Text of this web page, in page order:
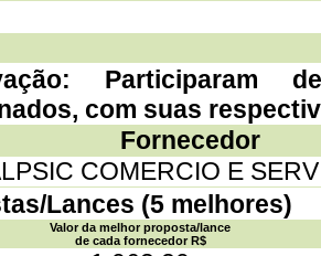
Participaram
com suas
Fornecedor
COMERCIO E
Lances (5 melhores)
Valor da melhor proposta/lance
de cada fornecedor R$